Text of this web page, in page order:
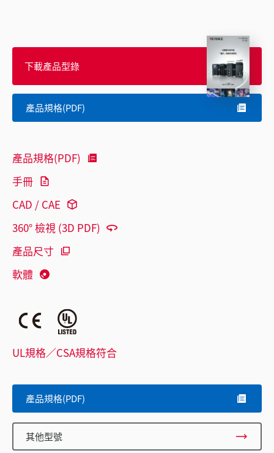
下載產品型錄
產品規格(PDF)
產品規格(PDF)
手冊
CAD / CAE
360° 檢視 (3D PDF)
產品尺寸
軟體
UL規格／CSA規格符合
產品規格(PDF)
其他型號